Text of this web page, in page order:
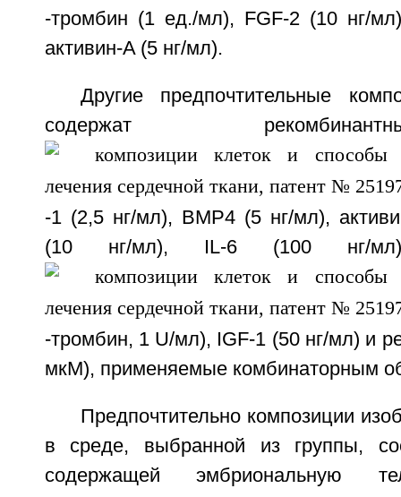
-тромбин (1 ед./мл), FGF-2 (10 нг/
активин-A (5 нг/мл).
Другие предпочтительные
содержат
-1 (2,5 нг/мл), ВМР4 (5 нг/мл),
(10 нг/мл), IL-6 (100 нг/
-тромбин, 1 U/мл), IGF-1 (50 нг/мл) и
мкМ), применяемые комбинаторным
Предпочтительно композиции
в среде, выбранной из группы,
содержащей эмбриональную